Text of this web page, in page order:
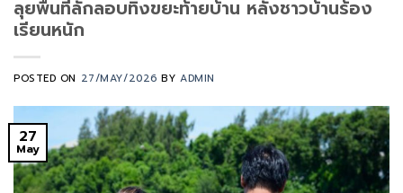
ลุยพื้นที่ลักลอบทิ้งขยะท้ายบ้าน หลังชาวบ้านร้อง
เรียนหนัก
POSTED ON 27/MAY/2026 BYADMIN
27
May